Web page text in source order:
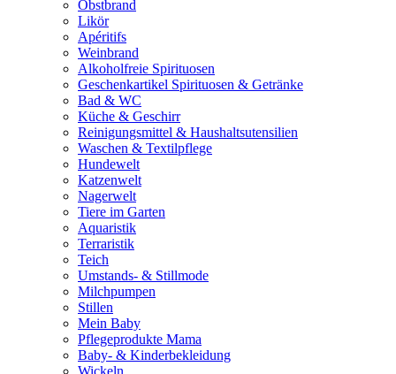
Obstbrand
Likör
Apéritifs
Weinbrand
Alkoholfreie Spirituosen
Geschenkartikel Spirituosen & Getränke
Bad & WC
Küche & Geschirr
Reinigungsmittel & Haushaltsutensilien
Waschen & Textilpflege
Hundewelt
Katzenwelt
Nagerwelt
Tiere im Garten
Aquaristik
Terraristik
Teich
Umstands- & Stillmode
Milchpumpen
Stillen
Mein Baby
Pflegeprodukte Mama
Baby- & Kinderbekleidung
Wickeln